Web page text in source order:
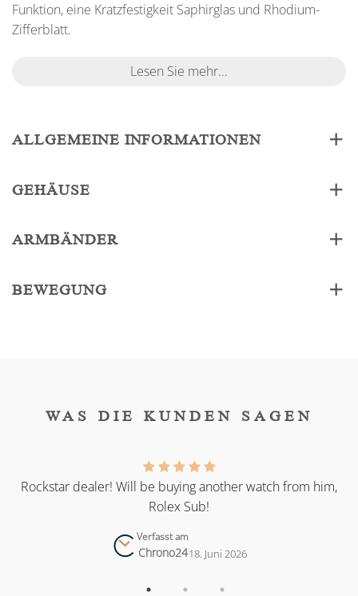
Funktion, eine Kratzfestigkeit Saphirglas und Rhodium-
Zifferblatt.
Lesen Sie mehr...
ALLGEMEINE INFORMATIONEN
GEHÄUSE
ARMBÄNDER
BEWEGUNG
WAS DIE KUNDEN SAGEN
Rockstar dealer! Will be buying another watch from him,
Rolex Sub!
Verfasst am
Chrono2418. Juni 2026